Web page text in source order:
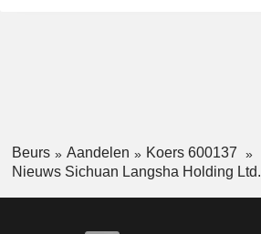
Beurs Aandelen
Koers 600137
Nieuws Sichuan Langsha Holding Ltd.